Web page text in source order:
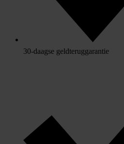
30-daagse geldteruggarantie